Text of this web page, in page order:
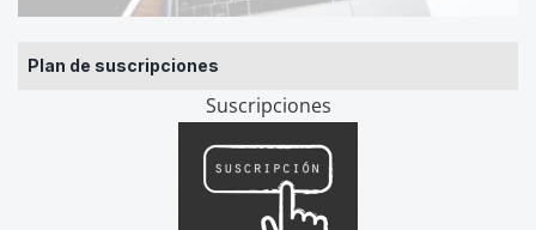
Plan de suscripciones
Suscripciones